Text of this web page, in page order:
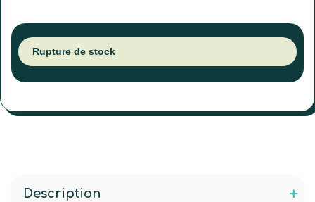
Rupture de stock
Description